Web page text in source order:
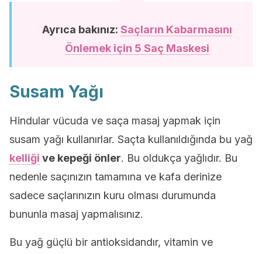
Ayrıca bakınız: Saçların Kabarmasını
Önlemek için 5 Saç Maskesi
Susam Yağı
Hindular vücuda ve saça masaj yapmak için
susam yağı kullanırlar. Saçta kullanıldığında bu yağ
kelliği ve kepeği önler. Bu oldukça yağlıdır. Bu
nedenle saçınızın tamamına ve kafa derinize
sadece saçlarınızın kuru olması durumunda
bununla masaj yapmalısınız.
Bu yağ güçlü bir antioksidandır, vitamin ve